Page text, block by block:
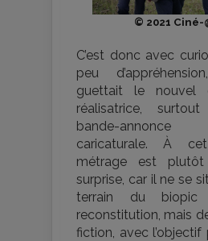
© 2021 Ciné-
C’est donc avec
peu
guettait le nouvel
réalisatrice,
bande-
caricaturale. À
métrage est
surprise, car il ne se
terrain du
reconstitution, mais
fiction, avec